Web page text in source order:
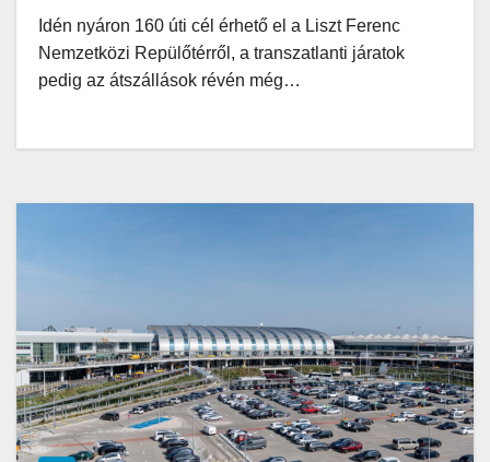
Idén nyáron 160 úti cél érhető el a Liszt Ferenc
Nemzetközi Repülőtérről, a transzatlanti járatok
pedig az átszállások révén még…